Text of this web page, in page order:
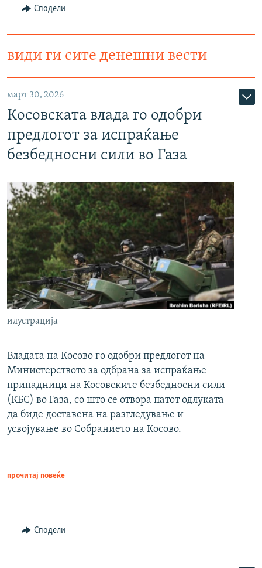
Сподели
види ги сите денешни вести
март 30, 2026
Косовската влада го одобри
предлогот за испраќање
безбедносни сили во Газа
илустрација
Владата на Косово го одобри предлогот на
Министерството за одбрана за испраќање
припадници на Косовските безбедносни сили
(КБС) во Газа, со што се отвора патот одлуката
да биде доставена на разгледување и
усвојување во Собранието на Косово.
прочитај повеќе
Сподели